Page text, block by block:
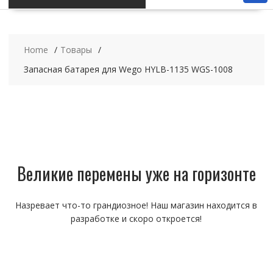
Home
Товары
Запасная батарея для Wego HYLB-1135 WGS-1008
Великие перемены уже на горизонте
Назревает что-то грандиозное! Наш магазин находится в
разработке и скоро откроется!